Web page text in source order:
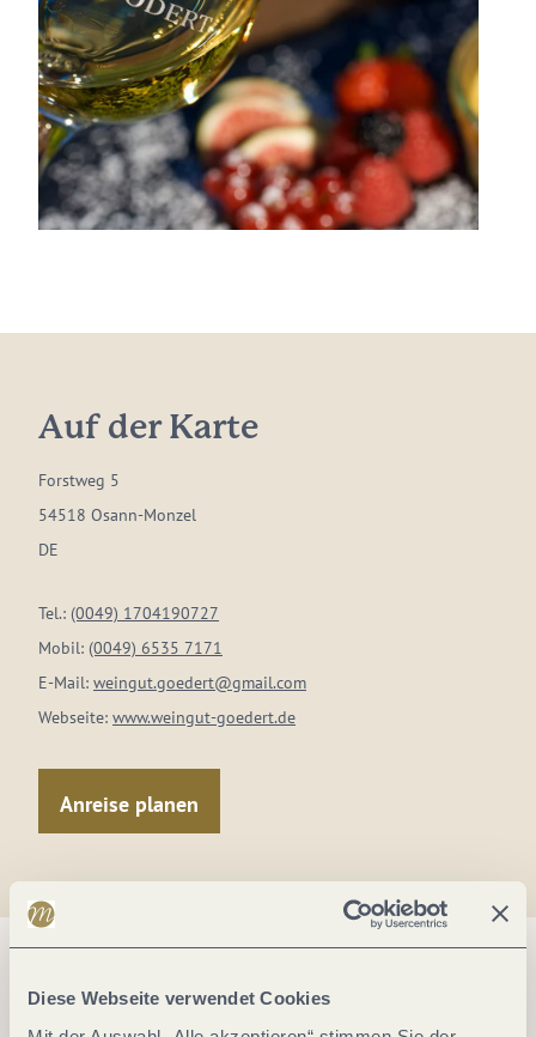
Diese Webseite verwendet Cookies
Auf der Karte
Forstweg 5
54518 Osann-Monzel
DE
Tel.: (0049) 1704190727
Mobil: (0049) 6535 7171
E-Mail: weingut.goedert@gmail.com
Webseite: www.weingut-goedert.de
Anreise planen